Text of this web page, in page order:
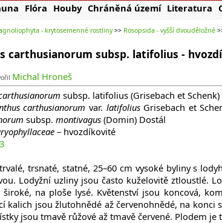
Flóra Houby Chráněná území Literatura
- krytosemenné rostliny>> Rosopsida - vyšší dvouděložné
carthusianorum subsp. latifolius -
Michal Hroneš
subsp. latifolius (Grisebach et
carthusianorum var. latifolius Grisebach et
subsp. montivagus (Domin) Dostál
– hvozdíkovité
trsnaté, statné, 25–60 cm vysoké byliny s
Lodyžní uzliny jsou často kuželovitě ztloustlé.
na ploše lysé. Květenství jsou koncová,
kalich jsou žlutohnědé až červenohnědé, na konci
jsou tmavě růžové až tmavě červené. Plodem je